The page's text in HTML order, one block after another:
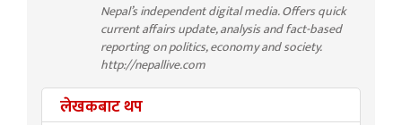
Nepal’s independent digital media. Offers quick
current affairs update, analysis and fact-based
reporting on politics, economy and society.
http://nepallive.com
लेखकबाट थप